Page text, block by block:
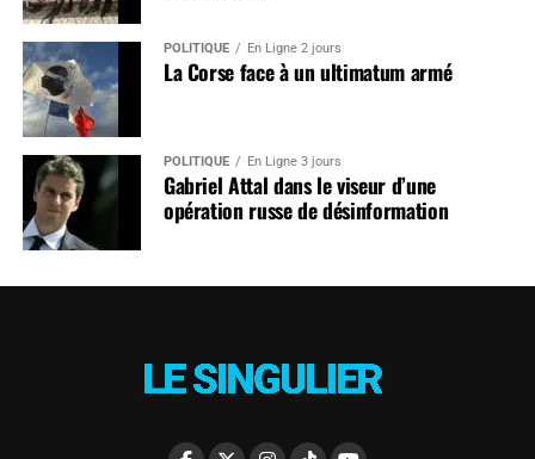
POLITIQUE En Ligne 2 jours
La Corse face à un ultimatum armé
POLITIQUE En Ligne 3 jours
Gabriel Attal dans le viseur d’une
opération russe de désinformation